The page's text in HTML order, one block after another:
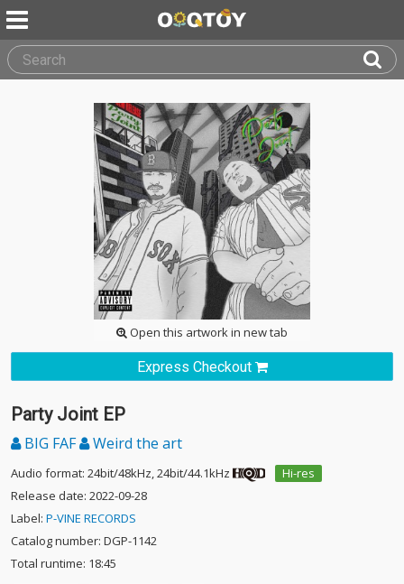
Open this artwork in new tab
Express Checkout
Party Joint EP
BIG FAF Weird the art
Audio format: 24bit/48kHz, 24bit/44.1kHz
Hi-res
Release date: 2022-09-28
Label: P-VINE RECORDS
Catalog number: DGP-1142
Total runtime: 18:45